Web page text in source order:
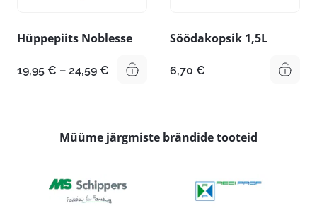
Hüppepiits Noblesse
19,95 € – 24,59 € Hinnavahemik:
Söödakopsik 1,5L
6,70 €
Müüme järgmiste brändide tooteid